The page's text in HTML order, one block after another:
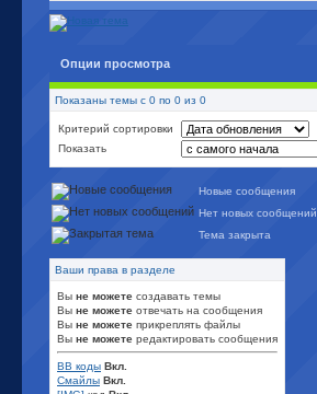
Опции просмотра
Показаны темы с 0 по 0 из 0
Критерий сортировки
Показать
Новые сообщения
Нет новых сообщений
Тема закрыта
Ваши права в разделе
Вы не можете создавать темы
Вы не можете отвечать на сообщения
Вы не можете прикреплять файлы
Вы не можете редактировать сообщения
BB коды Вкл.
Смайлы Вкл.